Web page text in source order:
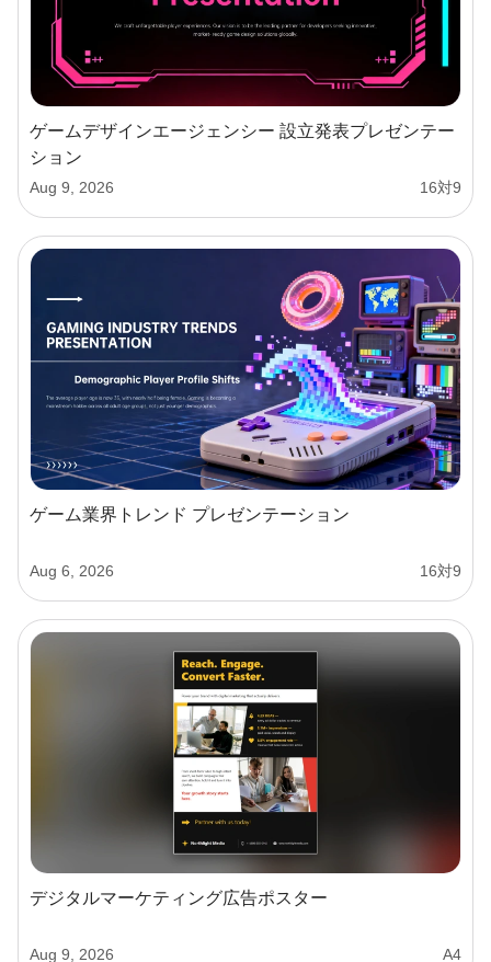
ゲームデザインエージェンシー 設立発表プレゼンテー
ション
Aug 9, 2026 16対9
ゲーム業界トレンド プレゼンテーション
Aug 6, 2026 16対9
デジタルマーケティング広告ポスター
Aug 9, 2026 A4